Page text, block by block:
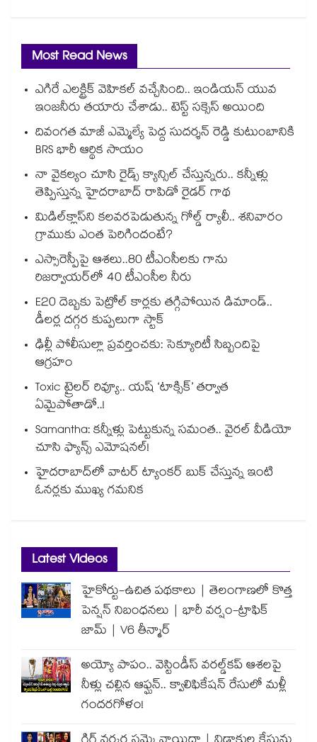
Most Read News
ఎగిరే ఎలక్ట్రిక్ వెహికల్ వచ్చేసింది.. ఇండియన్ యువ
ఇంజనీరు తయారు చేశాడు.. టెస్ట్ సక్సెస్ అయింది
దివంగత మాజీ ఎమ్మెల్యే పెద్ద సుదర్శన్ రెడ్డి కుటుంబానికి
BRS భారీ ఆర్థిక సాయం
నా వైకల్యం చూసి రైడ్స్ క్యాన్సిల్ చేస్తున్నరు.. కన్నీళ్లు
తెప్పిస్తున్న హైదరాబాద్ రాపిడో రైడర్ గాథ
మిడిల్‌క్లాస్‌ని కలవరపెడుతున్న గోల్డ్ ర్యాలీ.. శనివారం
గ్రాముకు ఎంత పెరిగిందంటే?
ఎస్సారెస్పీపై ఆశలు..80 టీఎంసీలకు గాను
రిజర్వాయర్‌‌‌‌‌‌‌‌‌‌‌‌‌‌‌‌లో 40 టీఎంసీల నీరు
E20 దెబ్బకు పెట్రోల్ కార్లకు తగ్గిపోయిన డిమాండ్..
డీలర్ల దగ్గర కుప్పలుగా స్టాక్
ఢిల్లీ పోలీసుల్లా ప్రవర్తించకు: సెక్యూరిటీ సిబ్బందిపై
ఆగ్రహం
Toxic ట్రైలర్ రివ్యూ.. యష్ ‘టాక్సిక్’ తర్వాత
ఏమైపోతాడో..!
Samantha: కన్నీళ్లు పెట్టుకున్న సమంత.. వైరల్ వీడియో
చూసి ఫ్యాన్స్ ఎమోషనల్!
హైదరాబాద్⁪లో వాటర్ ట్యాంకర్ బుక్ చేస్తున్న ఇంటి
ఓనర్లకు ముఖ్య గమనిక
Latest Videos
హైకోర్టు-ఉచిత పథకాలు | తెలంగాణలో కొత్త
పెన్షన్ నిబంధనలు | భారీ వర్షం-ట్రాఫిక్
జామ్ | V6 తీన్మార్
అయ్యో పాపం.. వెస్టిండీస్ వరల్డ్‌కప్ ఆశలపై
నీళ్లు చల్లిన ఆఫ్ఘన్.. క్వాలిఫికేషన్ రేసులో మళ్లీ
గందరగోళం!